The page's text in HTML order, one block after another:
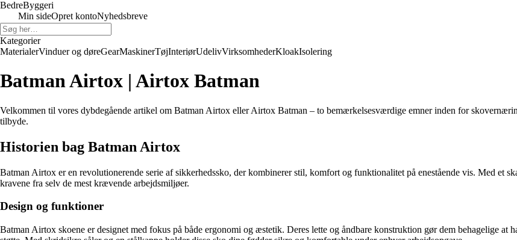
BedreByggeri
Min sideOpret kontoNyhedsbreve
Kategorier
MaterialerVinduer og døreGearMaskinerTøjInteriørUdelivVirksomhederKloakIsolering
Batman Airtox | Airtox Batman
Velkommen til vores dybdegående artikel om Batman Airtox eller Airtox Batman – to bemærkelsesværdige emner inden for
tilbyde.
Historien bag Batman Airtox
Batman Airtox er en revolutionerende serie af sikkerhedssko, der kombinerer stil, komfort og funktionalitet på enestående vis. Med et
kravene fra selv de mest krævende arbejdsmiljøer.
Design og funktioner
Batman Airtox skoene er designet med fokus på både ergonomi og æstetik. Deres lette og åndbare konstruktion gør dem behagelige at